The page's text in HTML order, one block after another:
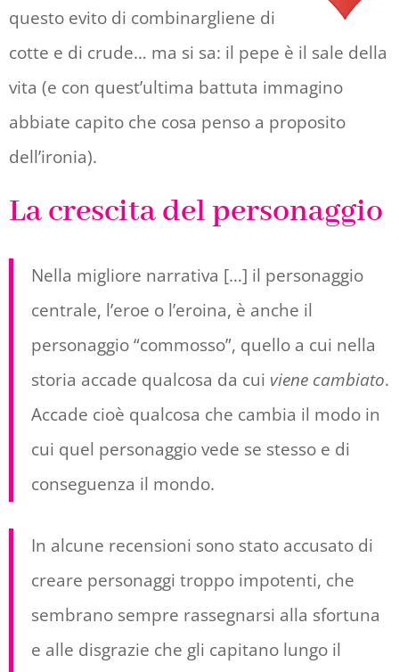
questo evito di combinargliene di
cotte e di crude… ma si sa: il pepe è il sale della
vita (e con quest’ultima battuta immagino
abbiate capito che cosa penso a proposito
dell’ironia).
La crescita del personaggio
Nella migliore narrativa […] il personaggio
centrale, l’eroe o l’eroina, è anche il
personaggio “commosso”, quello a cui nella
storia accade qualcosa da cui viene cambiato.
Accade cioè qualcosa che cambia il modo in
cui quel personaggio vede se stesso e di
conseguenza il mondo.
In alcune recensioni sono stato accusato di
creare personaggi troppo impotenti, che
sembrano sempre rassegnarsi alla sfortuna
e alle disgrazie che gli capitano lungo il